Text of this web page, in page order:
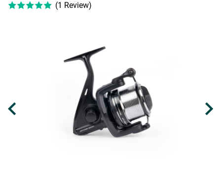
(1 Review)